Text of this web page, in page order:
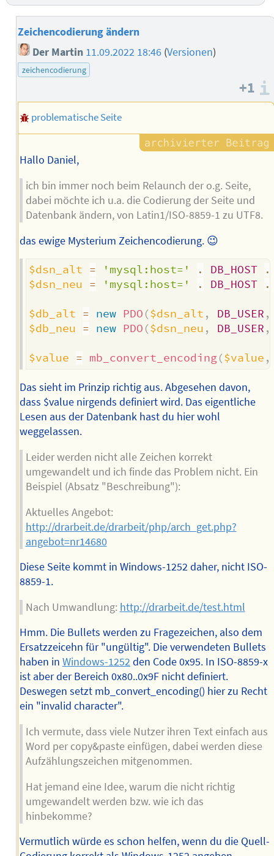
Zeichencodierung ändern
Der Martin 11.09.2022 18:46 (Versionen)
zeichencodierung
+1
problematische Seite
Hallo Daniel,
ich bin immer noch beim Relaunch der o.g. Seite,
dabei möchte ich u.a. die Codierung der Seite und
Datenbank ändern, von Latin1/ISO-8859-1 zu UTF8.
das ewige Mysterium Zeichencodierung. 😉
$dsn_alt = 'mysql:host=' . DB_HOST
.
$dsn_neu
= 'mysql:host=' . DB_HOST .
$db_alt = new PDO ($dsn_alt , DB_USER ,
$db_neu
= new PDO ($dsn_neu , DB_USER ,
$value = mb_convert_encoding($value ,
Das sieht im Prinzip richtig aus. Abgesehen davon,
dass $value nirgends definiert wird. Das eigentliche
Lesen aus der Datenbank hast du hier wohl
weggelassen.
Leider werden nicht alle Zeichen korrekt
umgewandelt und ich finde das Problem nicht. Ein
Beispiel (Absatz "Beschreibung"):
Aktuelles Angebot:
http://drarbeit.de/drarbeit/php/arch_get.php?
angebot=nr14680
Diese Seite kommt in Windows-1252 daher, nicht ISO-
8859-1.
Nach Umwandlung: http://drarbeit.de/test.html
Hmm. Die Bullets werden zu Fragezeichen, also dem
Ersatzzeicehn für "ungültig". Die verwendeten Bullets
haben in Windows-1252den Code 0x95. In ISO-8859-x
ist aber der Bereich 0x80..0x9F nicht definiert.
Deswegen setzt mb_convert_encoding() hier zu Recht
ein "invalid character".
Ich vermute, dass viele Nutzer ihren Text einfach aus
Word per copy&paste einfügen, dabei werden diese
Aufzählungszeichen mitgenommen.
Hat jemand eine Idee, warum die nicht richtig
umgewandelt werden bzw. wie ich das
hinbekomme?
Vermutlich würde es schon helfen, wenn du die Quell-